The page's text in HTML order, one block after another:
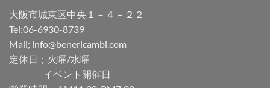
大阪市城東区中央１－４－２２
Tel;06-6930-8739
Mail; info@benericambi.com
定休日；火曜/水曜
イベント開催日